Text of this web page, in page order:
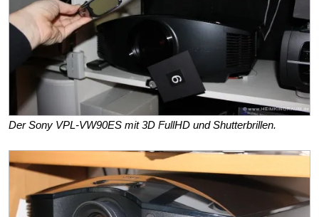
Der Sony VPL-VW90ES mit 3D FullHD und Shutterbrillen.